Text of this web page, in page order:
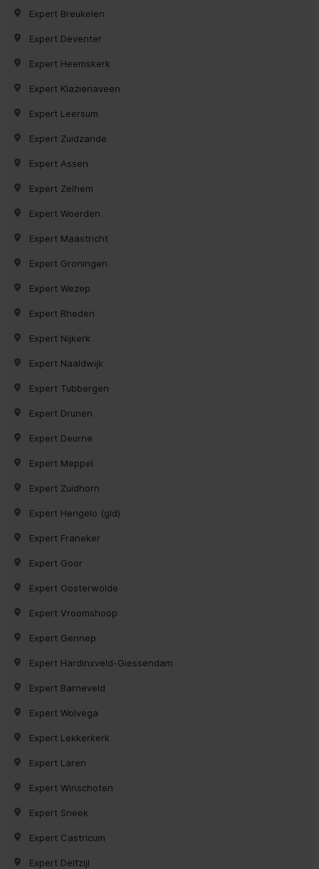
Expert Breukelen
Expert Deventer
Expert Heemskerk
Expert Klazienaveen
Expert Leersum
Expert Zuidzande
Expert Assen
Expert Zelhem
Expert Woerden
Expert Maastricht
Expert Groningen
Expert Wezep
Expert Rheden
Expert Nijkerk
Expert Naaldwijk
Expert Tubbergen
Expert Drunen
Expert Deurne
Expert Meppel
Expert Zuidhorn
Expert Hengelo (gld)
Expert Franeker
Expert Goor
Expert Oosterwolde
Expert Vroomshoop
Expert Gennep
Expert Hardinxveld-Giessendam
Expert Barneveld
Expert Wolvega
Expert Lekkerkerk
Expert Laren
Expert Winschoten
Expert Sneek
Expert Castricum
Expert Delfzijl